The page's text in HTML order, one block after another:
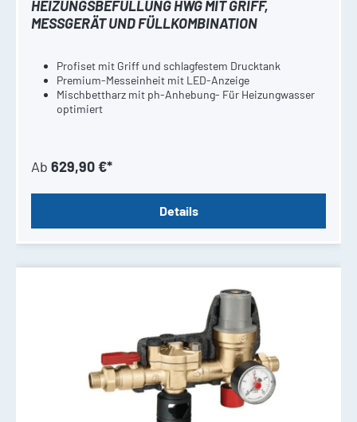
HEIZUNGSBEFÜLLUNG HWG MIT GRIFF,
MESSGERÄT UND FÜLLKOMBINATION
Profiset mit Griff und schlagfestem Drucktank
Premium-Messeinheit mit LED-Anzeige
Mischbettharz mit ph-Anhebung- Für Heizungwasser
optimiert
Ab 629,90 €*
Details